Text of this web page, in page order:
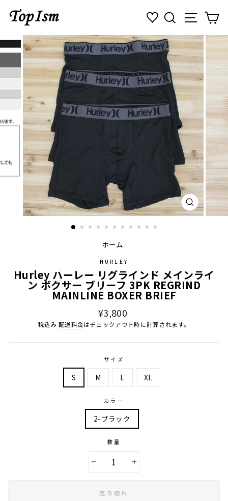
ン
ツ
ス
キ
ッ
プ
る
検索 ナビ
閉
じ
ホーム/
HURLEY
Hurley ハーレー リグラインド メインライ
ン ボクサー ブリーフ 3PK REGRIND
MAINLINE BOXER BRIEF
通
常
格
¥3,800
税込み配送料金はチェックアウト時に計算されます。
サイズ
S M L XL
カラー
2-ブラック
数量
売り切れ